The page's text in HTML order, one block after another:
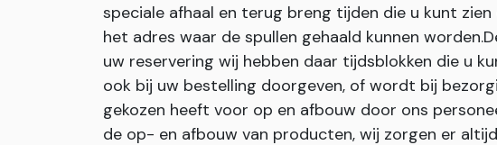
speciale afhaal en terug breng tijden die u kunt
het adres waar de spullen gehaald kunnen
uw reservering wij hebben daar tijdsblokken die u
ook bij uw bestelling doorgeven, of wordt bij
gekozen heeft voor op en afbouw door ons
de op- en afbouw van producten, wij zorgen er